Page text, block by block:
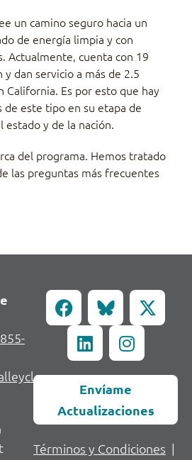
un camino seguro hacia un
de energía limpia y con
Actualmente, cuenta con 19
dan servicio a más de 2.5
California. Es por esto que hay
de este tipo en su etapa de
estado y de la nación.
del programa. Hemos tratado
las preguntas más frecuentes
855-
Envíame
Actualizaciones
Términos y Condiciones |